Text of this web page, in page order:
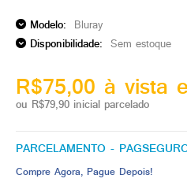
Modelo: Bluray
Disponibilidade: Sem estoque
R$75,00 à vista
ou R$79,90 inicial parcelado
PARCELAMENTO -
Compre Agora, Pague Depois!